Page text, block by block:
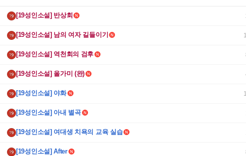
[19성인소설] 반상회
[19성인소설] 남의 여자 길들이기
[19성인소설] 역천회의 검후
[19성인소설] 올가미 (완)
[19성인소설] 야화
[19성인소설] 아내 별곡
[19성인소설] 여대생 치욕의 교육 실습
[19성인소설] After